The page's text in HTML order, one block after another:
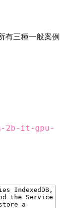
有三種一般案例